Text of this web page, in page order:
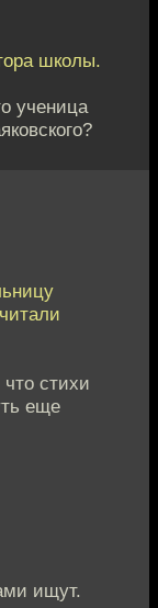
школы.
ученица
стихи
еще
ищут.